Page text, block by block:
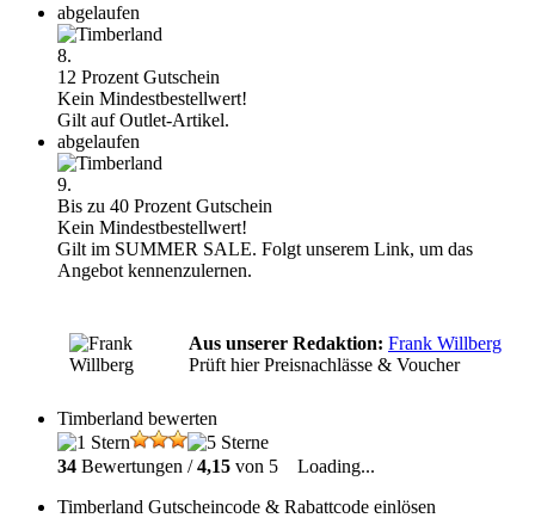
abgelaufen
8.
12 Prozent Gutschein
Kein Mindestbestellwert!
Gilt auf Outlet-Artikel.
abgelaufen
9.
Bis zu 40 Prozent Gutschein
Kein Mindestbestellwert!
Gilt im SUMMER SALE. Folgt unserem Link, um das
Angebot kennenzulernen.
Aus unserer Redaktion: Frank Willberg
Prüft hier Preisnachlässe & Voucher
Timberland bewerten
34 Bewertungen /4,15 von 5
Loading...
Timberland Gutscheincode & Rabattcode einlösen